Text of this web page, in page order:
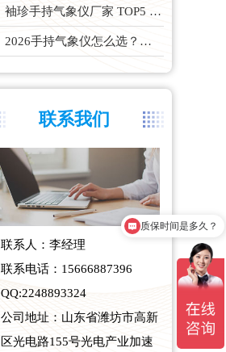
袖珍手持气象仪厂家 TOP5 实力榜单
2026手持气象仪怎么选？云境天合、天蔚主流机型深度测评
联系我们
联系人：李经理
联系电话：15666887396
QQ:2248893324
公司地址：山东省潍坊市高新
区光电路155号光电产业加速
质保时间是多久？